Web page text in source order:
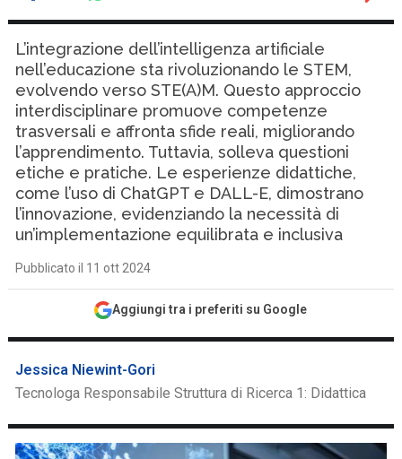
L’integrazione dell’intelligenza artificiale
nell’educazione sta rivoluzionando le STEM,
evolvendo verso STE(A)M. Questo approccio
interdisciplinare promuove competenze
trasversali e affronta sfide reali, migliorando
l’apprendimento. Tuttavia, solleva questioni
etiche e pratiche. Le esperienze didattiche,
come l’uso di ChatGPT e DALL-E, dimostrano
l’innovazione, evidenziando la necessità di
un’implementazione equilibrata e inclusiva
Pubblicato il 11 ott 2024
Aggiungi tra i preferiti su Google
Jessica Niewint-Gori
Tecnologa Responsabile Struttura di Ricerca 1: Didattica